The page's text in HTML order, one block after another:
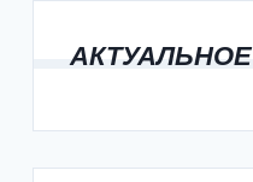
АКТУАЛЬНОЕ